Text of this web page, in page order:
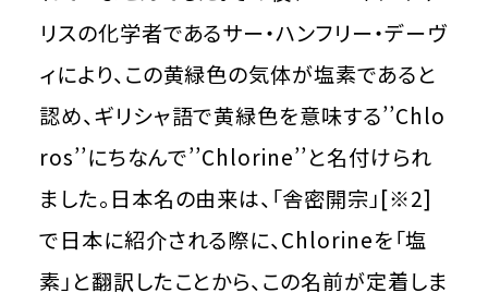
リスの化学者であるサー・ハンフリー・デーヴ
ィにより、この黄緑色の気体が塩素であると
認め、ギリシャ語で黄緑色を意味する’’Chlo
ros’’にちなんで’’Chlorine’’と名付けられ
ました。日本名の由来は、「舎密開宗」[※2]
で日本に紹介される際に、Chlorineを「塩
素」と翻訳したことから、この名前が定着しま